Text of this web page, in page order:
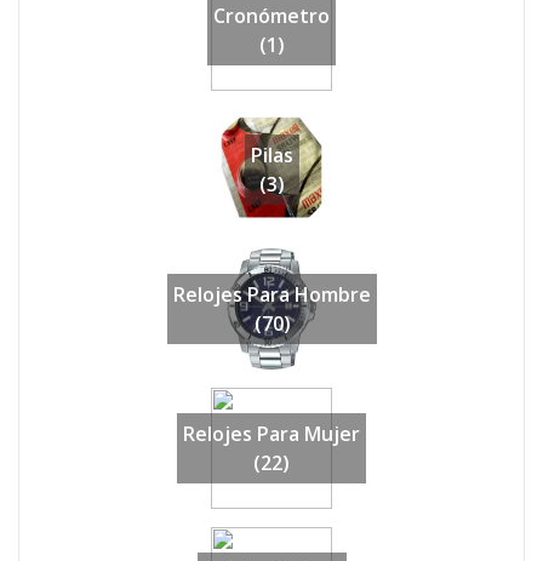
Cronómetro
(1)
Pilas
(3)
Relojes Para Hombre
(70)
Relojes Para Mujer
(22)